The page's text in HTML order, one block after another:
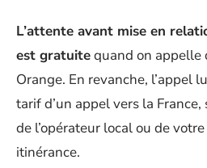
L’attente avant mise en
est gratuitequand on appelle
Orange. En revanche, l’appel
tarif d’un appel vers la
de l’opérateur local ou de
itinérance.